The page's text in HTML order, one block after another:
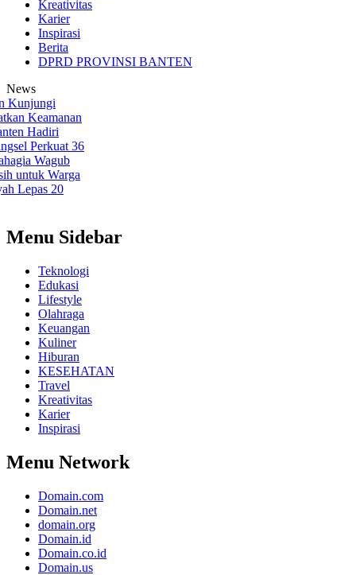
Kreativitas
Karier
Inspirasi
Berita
DPRD PROVINSI BANTEN
News
Keamanan
Hadiri
Perkuat 36
Wagub
Warga
20
Menu Sidebar
Teknologi
Edukasi
Lifestyle
Olahraga
Keuangan
Kuliner
Hiburan
KESEHATAN
Travel
Kreativitas
Karier
Inspirasi
Menu Network
Domain.com
Domain.net
domain.org
Domain.id
Domain.co.id
Domain.us